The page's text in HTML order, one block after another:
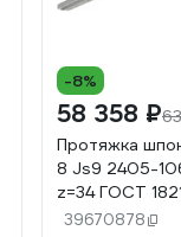
-8%
58 358 ₽
Протяжка
8 Js9 2405-
z=34 ГОСТ
00037845
39670878